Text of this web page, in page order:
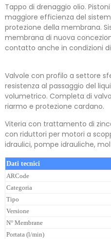
Tappo di drenaggio olio.
maggiore efficienza del
protezione della membrana.
membrana di nuova
contatto anche in condizioni
Valvole con profilo a settore
resistenza al passaggio del
volumetrico. Completa di
riarmo e protezione cardano.
Viteria con trattamento di
con riduttori per motori a
idraulici, pompe idrauliche,
Dati tecnici
ARCode
Categoria
Tipo
Versione
N° Membrane
Portata (l/min)